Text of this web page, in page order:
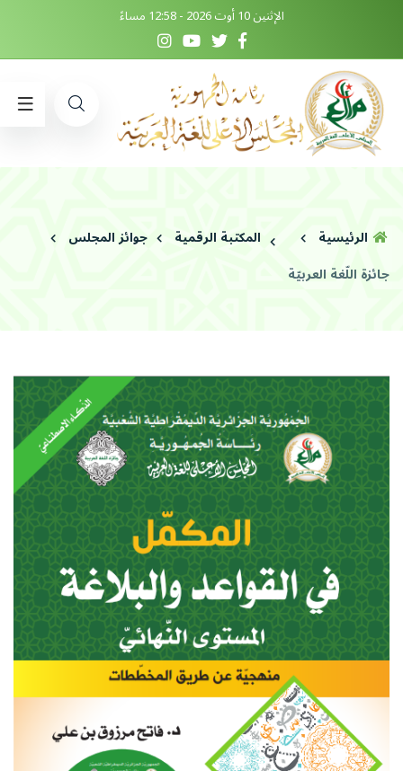
الإثنين 10 أوت 2026 - 12:58 مساءً
الرئيسية المكتبة الرقمية
جوائز المجلس
جائزة اللّغة العربيّة